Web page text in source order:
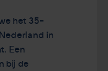
het 35-
in
Een
bij de